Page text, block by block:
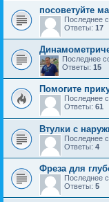
посоветуйте
Последнее
Ответы: 17
Последнее
Ответы: 15
Помогите
Последнее
Ответы: 61
Втулки с
Последнее
Ответы: 4
Фреза для
Последнее
Ответы: 5